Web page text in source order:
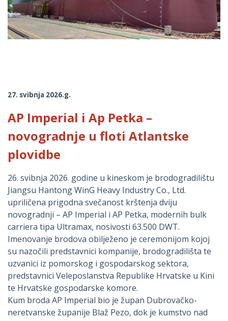
27. svibnja 2026.g.
AP Imperial i Ap Petka –
novogradnje u floti Atlantske
plovidbe
26. svibnja 2026. godine u kineskom je brodogradilištu
Jiangsu Hantong WinG Heavy Industry Co., Ltd.
upriličena prigodna svečanost krštenja dviju
novogradnji – AP Imperial i AP Petka, modernih bulk
carriera tipa Ultramax, nosivosti 63.500 DWT.
Imenovanje brodova obilježeno je ceremonijom kojoj
su nazočili predstavnici kompanije, brodogradilišta te
uzvanici iz pomorskog i gospodarskog sektora,
predstavnici Veleposlanstva Republike Hrvatske u Kini
te Hrvatske gospodarske komore.
Kum broda AP Imperial bio je župan Dubrovačko-
neretvanske županije Blaž Pezo, dok je kumstvo nad